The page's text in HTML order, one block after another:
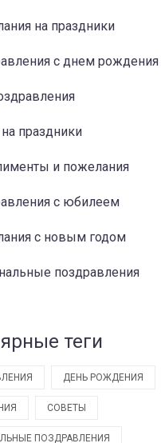
на праздники
с днем рождения
праздники
и пожелания
с юбилеем
с новым годом
поздравления
теги
ДЕНЬ РОЖДЕНИЯ
СОВЕТЫ
ПОЗДРАВЛЕНИЯ